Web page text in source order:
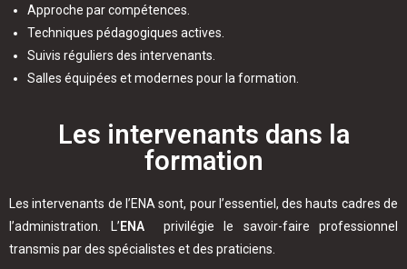
Approche par compétences.
Techniques pédagogiques actives.
Suivis réguliers des intervenants.
Salles équipées et modernes pour la formation.
Les intervenants dans la
formation
Les intervenants de l’ENA sont, pour l’essentiel, des hauts cadres de
l’administration. L’ENA privilégie le savoir-faire professionnel
transmis par des spécialistes et des praticiens.